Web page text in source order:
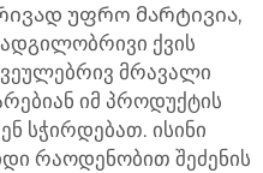
უფრო მარტივია,
ქვის
მრავალი
იმ პროდუქტის
სჭირდებათ. ისინი
რაოდენობით შეძენის